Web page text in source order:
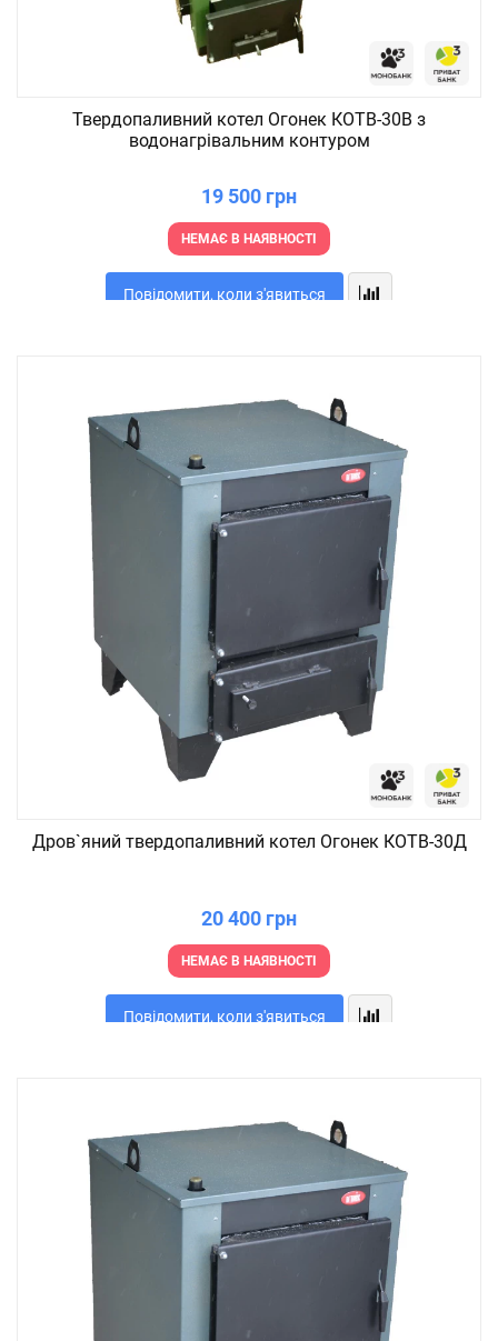
Твердопаливний котел Огонек КОТВ-30В з
водонагрівальним контуром
19 500 грн
НЕМАЄ В НАЯВНОСТІ
Повідомити, коли з'явиться
Дров`яний твердопаливний котел Огонек КОТВ-30Д
20 400 грн
НЕМАЄ В НАЯВНОСТІ
Повідомити, коли з'явиться